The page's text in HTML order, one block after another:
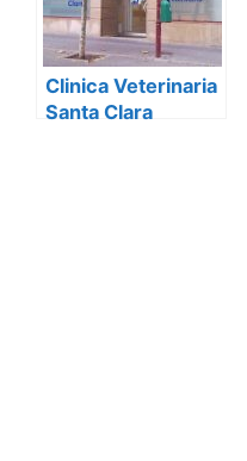
Clinica Veterinaria
Santa Clara